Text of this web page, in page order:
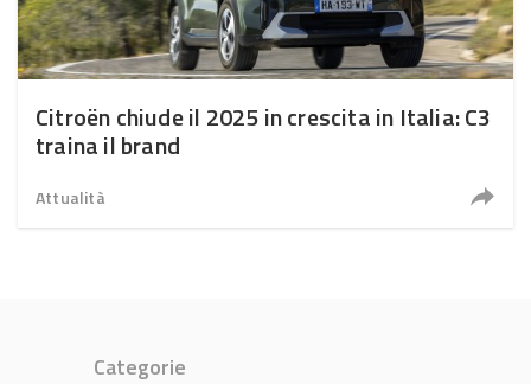
Citroën chiude il 2025 in crescita in Italia: C3
traina il brand
Attualità
Categorie